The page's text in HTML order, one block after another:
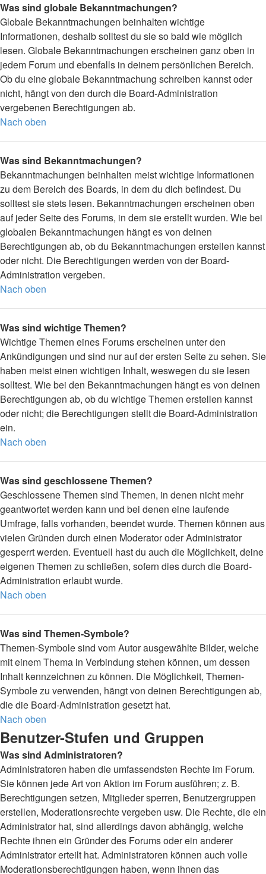
Was sind globale Bekanntmachungen?
Globale Bekanntmachungen beinhalten wichtige
Informationen, deshalb solltest du sie so bald wie möglich
lesen. Globale Bekanntmachungen erscheinen ganz oben in
jedem Forum und ebenfalls in deinem persönlichen Bereich.
Ob du eine globale Bekanntmachung schreiben kannst oder
nicht, hängt von den durch die Board-Administration
vergebenen Berechtigungen ab.
Nach oben
Was sind Bekanntmachungen?
Bekanntmachungen beinhalten meist wichtige Informationen
zu dem Bereich des Boards, in dem du dich befindest. Du
solltest sie stets lesen. Bekanntmachungen erscheinen oben
auf jeder Seite des Forums, in dem sie erstellt wurden. Wie bei
globalen Bekanntmachungen hängt es von deinen
Berechtigungen ab, ob du Bekanntmachungen erstellen kannst
oder nicht. Die Berechtigungen werden von der Board-
Administration vergeben.
Nach oben
Was sind wichtige Themen?
Wichtige Themen eines Forums erscheinen unter den
Ankündigungen und sind nur auf der ersten Seite zu sehen. Sie
haben meist einen wichtigen Inhalt, weswegen du sie lesen
solltest. Wie bei den Bekanntmachungen hängt es von deinen
Berechtigungen ab, ob du wichtige Themen erstellen kannst
oder nicht; die Berechtigungen stellt die Board-Administration
ein.
Nach oben
Was sind geschlossene Themen?
Geschlossene Themen sind Themen, in denen nicht mehr
geantwortet werden kann und bei denen eine laufende
Umfrage, falls vorhanden, beendet wurde. Themen können aus
vielen Gründen durch einen Moderator oder Administrator
gesperrt werden. Eventuell hast du auch die Möglichkeit, deine
eigenen Themen zu schließen, sofern dies durch die Board-
Administration erlaubt wurde.
Nach oben
Was sind Themen-Symbole?
Themen-Symbole sind vom Autor ausgewählte Bilder, welche
mit einem Thema in Verbindung stehen können, um dessen
Inhalt kennzeichnen zu können. Die Möglichkeit, Themen-
Symbole zu verwenden, hängt von deinen Berechtigungen ab,
die die Board-Administration gesetzt hat.
Nach oben
Benutzer-Stufen und Gruppen
Was sind Administratoren?
Administratoren haben die umfassendsten Rechte im Forum.
Sie können jede Art von Aktion im Forum ausführen; z. B.
Berechtigungen setzen, Mitglieder sperren, Benutzergruppen
erstellen, Moderationsrechte vergeben usw. Die Rechte, die ein
Administrator hat, sind allerdings davon abhängig, welche
Rechte ihnen ein Gründer des Forums oder ein anderer
Administrator erteilt hat. Administratoren können auch volle
Moderationsberechtigungen haben, wenn ihnen das